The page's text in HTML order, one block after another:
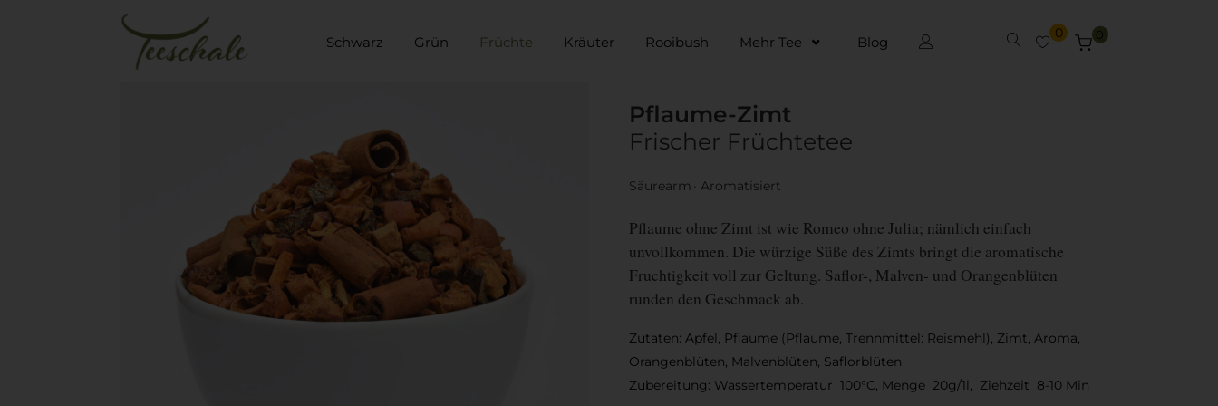
Schwarz Grün Früchte Kräuter Rooibush Mehr Tee Blog
0
Pflaume-Zimt
Frischer Früchtetee
Säurearm Aromatisiert
Pflaume ohne Zimt ist wie Romeo ohne Julia; nämlich einfach
unvollkommen. Die würzige Süße des Zimts bringt die aromatische
Fruchtigkeit voll zur Geltung. Saflor-, Malven- und Orangenblüten
runden den Geschmack ab.
Zutaten: Apfel, Pflaume (Pflaume, Trennmittel: Reismehl), Zimt, Aroma,
Orangenblüten, Malvenblüten, Saflorblüten
Zubereitung: Wassertemperatur 100°C, Menge 20g/1l, Ziehzeit 8-10 Min